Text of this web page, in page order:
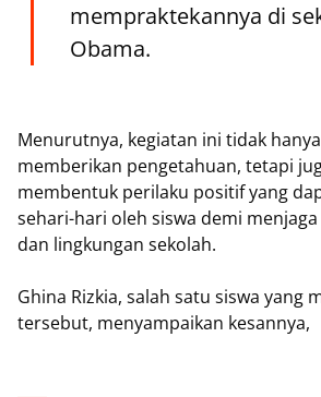
mempraktekannya di
Obama.
Menurutnya, kegiatan ini tidak
memberikan pengetahuan, tetapi
membentuk perilaku positif yang
sehari-hari oleh siswa demi
dan lingkungan sekolah.
Ghina Rizkia, salah satu siswa yang
tersebut, menyampaikan kesannya,